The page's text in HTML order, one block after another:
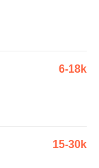
6-18k
15-30k